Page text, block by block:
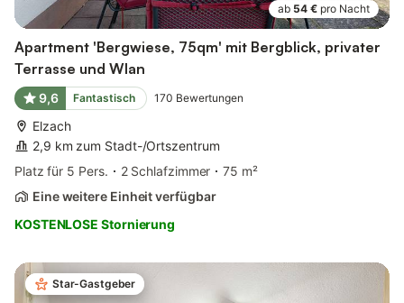
ab 54 € pro Nacht
Apartment 'Bergwiese, 75qm' mit Bergblick, privater
Terrasse und Wlan
9,6 Fantastisch 170 Bewertungen
Elzach
2,9 km zum Stadt-/Ortszentrum
Platz für 5 Pers.
2 Schlafzimmer
75 m²
Eine weitere Einheit verfügbar
KOSTENLOSE Stornierung
Star-Gastgeber